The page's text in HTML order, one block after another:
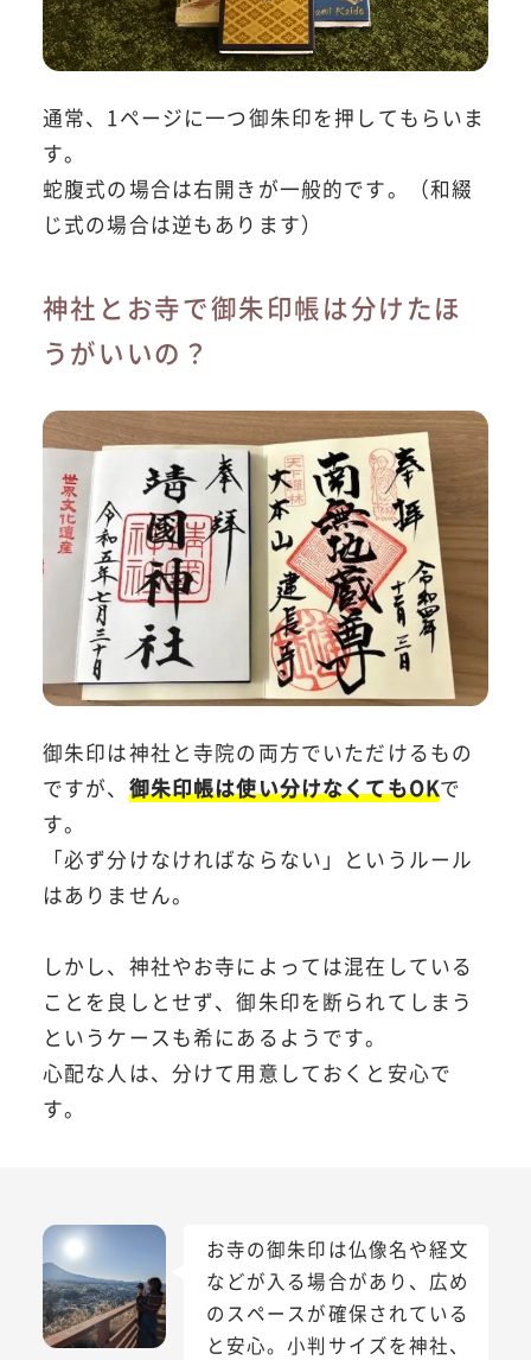
通常、1ページに一つ御朱印を押してもらいま
す。
蛇腹式の場合は右開きが一般的です。（和綴
じ式の場合は逆もあります）
神社とお寺で御朱印帳は分けたほ
うがいいの？
御朱印は神社と寺院の両方でいただけるもの
ですが、 御朱印帳は使い分けなくてもOKで
す。
「必ず分けなければならない」というルール
はありません。
しかし、神社やお寺によっては混在している
ことを良しとせず、御朱印を断られてしまう
というケースも希にあるようです。
心配な人は、分けて用意しておくと安心で
す。
お寺の御朱印は仏像名や経文
などが入る場合があり、広め
のスペースが確保されている
と安心。小判サイズを神社、